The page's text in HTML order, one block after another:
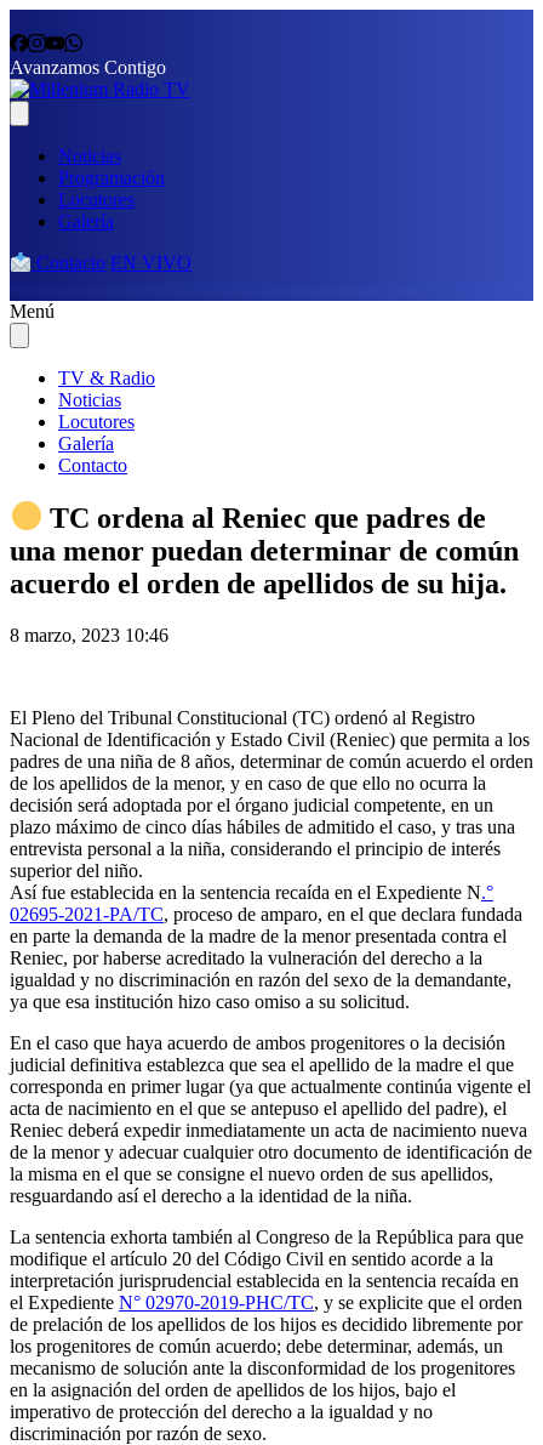
Avanzamos Contigo
Noticias
Programación
Locutores
Galería
Contacto EN VIVO
Menú
TV & Radio
Noticias
Locutores
Galería
Contacto
TC ordena al Reniec que padres de
una menor puedan determinar de común
acuerdo el orden de apellidos de su hija.
8 marzo, 2023 10:46
El Pleno del Tribunal Constitucional (TC) ordenó al Registro
Nacional de Identificación y Estado Civil (Reniec) que permita a los
padres de una niña de 8 años, determinar de común acuerdo el orden
de los apellidos de la menor, y en caso de que ello no ocurra la
decisión será adoptada por el órgano judicial competente, en un
plazo máximo de cinco días hábiles de admitido el caso, y tras una
entrevista personal a la niña, considerando el principio de interés
superior del niño.
Así fue establecida en la sentencia recaída en el Expediente N.°
02695-2021-PA/TC, proceso de amparo, en el que declara fundada
en parte la demanda de la madre de la menor presentada contra el
Reniec, por haberse acreditado la vulneración del derecho a la
igualdad y no discriminación en razón del sexo de la demandante,
ya que esa institución hizo caso omiso a su solicitud.
En el caso que haya acuerdo de ambos progenitores o la decisión
judicial definitiva establezca que sea el apellido de la madre el que
corresponda en primer lugar (ya que actualmente continúa vigente el
acta de nacimiento en el que se antepuso el apellido del padre), el
Reniec deberá expedir inmediatamente un acta de nacimiento nueva
de la menor y adecuar cualquier otro documento de identificación de
la misma en el que se consigne el nuevo orden de sus apellidos,
resguardando así el derecho a la identidad de la niña.
La sentencia exhorta también al Congreso de la República para que
modifique el artículo 20 del Código Civil en sentido acorde a la
interpretación jurisprudencial establecida en la sentencia recaída en
el Expediente N° 02970-2019-PHC/TC, y se explicite que el orden
de prelación de los apellidos de los hijos es decidido libremente por
los progenitores de común acuerdo; debe determinar, además, un
mecanismo de solución ante la disconformidad de los progenitores
en la asignación del orden de apellidos de los hijos, bajo el
imperativo de protección del derecho a la igualdad y no
discriminación por razón de sexo.